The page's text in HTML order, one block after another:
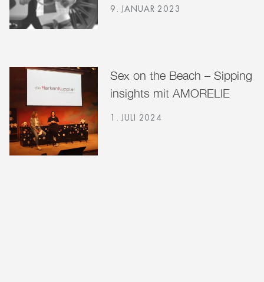
9. JANUAR 2023
Sex on the Beach – Sipping
insights mit AMORELIE
1. JULI 2024